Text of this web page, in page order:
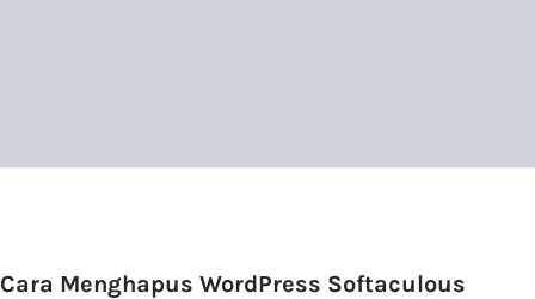
Cara Menghapus WordPress Softaculous